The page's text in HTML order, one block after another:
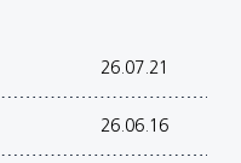
26.07.21
26.06.16